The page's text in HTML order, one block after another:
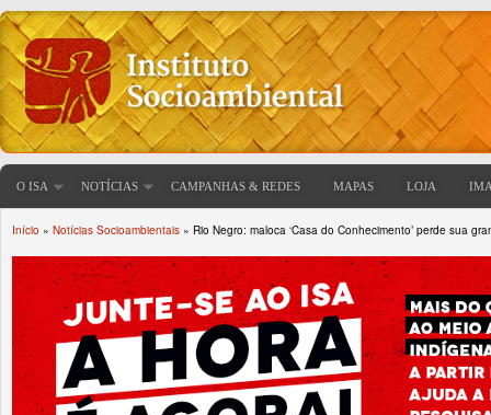
O ISA NOTÍCIAS CAMPANHAS & REDES MAPAS LOJA
Início » Notícias Socioambientais » Rio Negro: maloca ‘Casa do Conhecimento’ perde sua